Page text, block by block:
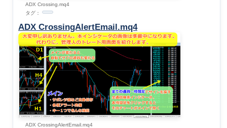
ADX Crossing.mq4
タグ：
ADX CrossingAlertEmail.mq4
ADX CrossingAlertEmail.mq4